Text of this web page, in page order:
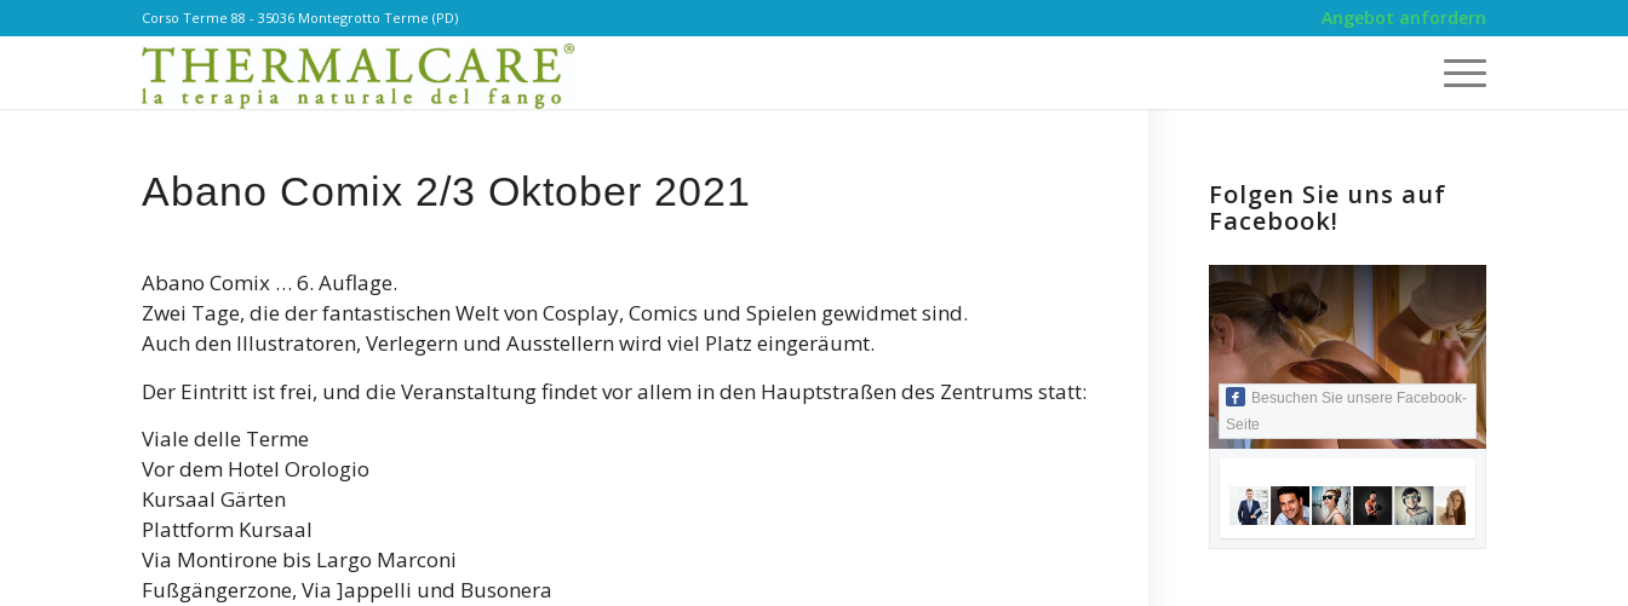
Corso Terme 88 - 35036 Montegrotto Terme (PD) Angebot anfordern
Abano Comix 2/3 Oktober 2021
Abano Comix … 6. Auflage.
Zwei Tage, die der fantastischen Welt von Cosplay, Comics und Spielen gewidmet sind.
Auch den Illustratoren, Verlegern und Ausstellern wird viel Platz eingeräumt.
Der Eintritt ist frei, und die Veranstaltung findet vor allem in den Hauptstraßen des Zentrums statt:
Viale delle Terme
Vor dem Hotel Orologio
Kursaal Gärten
Plattform Kursaal
Via Montirone bis Largo Marconi
Fußgängerzone, Via ]appelli und Busonera
Folgen Sie uns auf
Facebook!
Besuchen Sie unsere Facebook-
Seite